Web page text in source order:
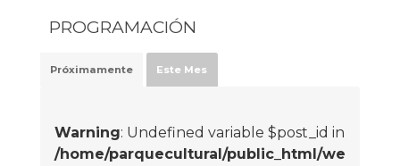
PROGRAMACIÓN
Próximamente Este Mes
Warning: Undefined variable $post_id in
/home/parquecultural/public_html/we